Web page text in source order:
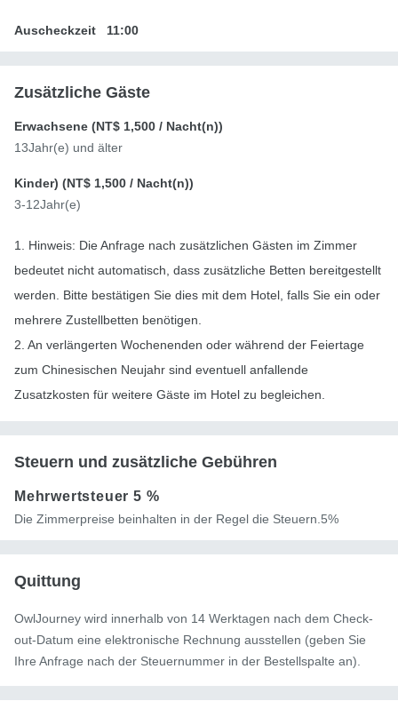
Auscheckzeit 11:00
Zusätzliche Gäste
Erwachsene (NT$ 1,500 / Nacht(n))
13Jahr(e) und älter
Kinder) (NT$ 1,500 / Nacht(n))
3-12Jahr(e)
1. Hinweis: Die Anfrage nach zusätzlichen Gästen im Zimmer
bedeutet nicht automatisch, dass zusätzliche Betten bereitgestellt
werden. Bitte bestätigen Sie dies mit dem Hotel, falls Sie ein oder
mehrere Zustellbetten benötigen.
2. An verlängerten Wochenenden oder während der Feiertage
zum Chinesischen Neujahr sind eventuell anfallende
Zusatzkosten für weitere Gäste im Hotel zu begleichen.
Steuern und zusätzliche Gebühren
Mehrwertsteuer5 %
Die Zimmerpreise beinhalten in der Regel die Steuern.5%
Quittung
OwlJourney wird innerhalb von 14 Werktagen nach dem Check-
out-Datum eine elektronische Rechnung ausstellen (geben Sie
Ihre Anfrage nach der Steuernummer in der Bestellspalte an).